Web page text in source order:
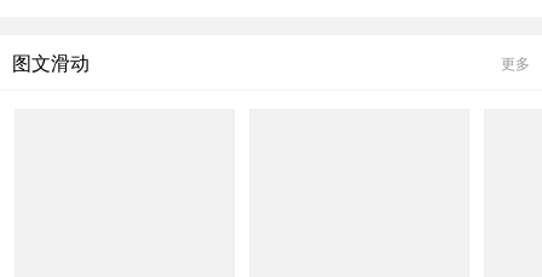
更多
图文滑动